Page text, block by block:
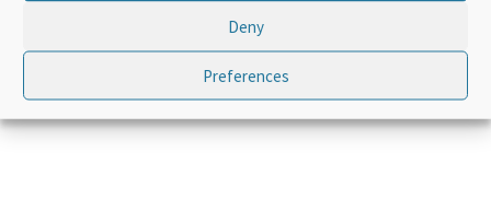
Deny
Preferences
Ce cours vous aidera à comprendre les règles
générales relatives à l’application des articles 9
à 17 de l’Accord. Un quiz est également inclus
pour tester vos connaissances.